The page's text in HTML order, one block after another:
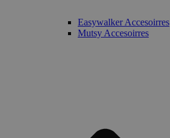
Easywalker Accesoirres
Mutsy Accesoirres